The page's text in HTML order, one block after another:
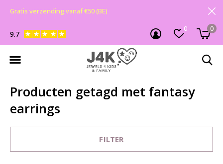
0 0
9.7
Gratis verzending vanaf €50 (BE)
Producten getagd met fantasy
earrings
FILTER